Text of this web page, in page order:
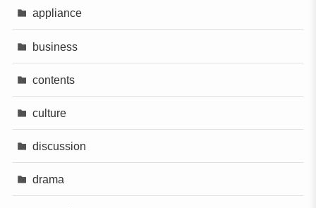
appliance
business
contents
culture
discussion
drama